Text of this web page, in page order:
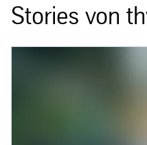
Stories von